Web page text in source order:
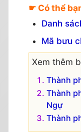
☛ Có thể
Danh
Mã bưu
Xem thêm
Thành
Thành
Ngự
Thành